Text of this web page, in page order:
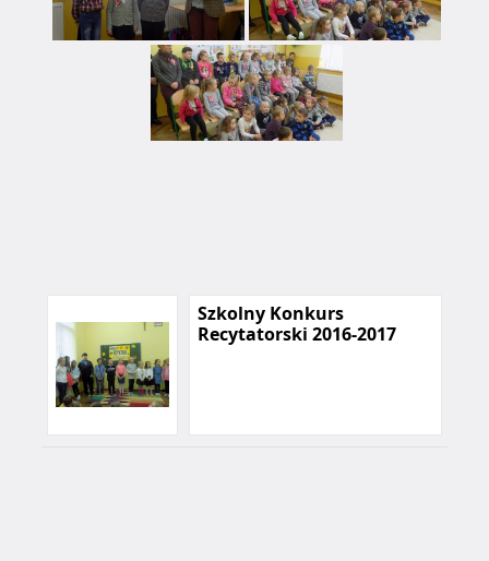
Szkolny Konkurs
Recytatorski 2016-2017